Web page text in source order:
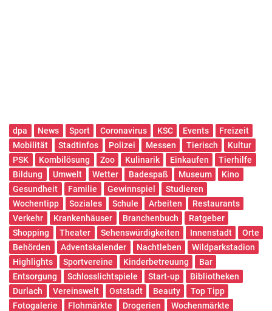
dpa News Sport Coronavirus KSC Events
Freizeit
Mobilität
Stadtinfos Polizei Messen Tierisch
Kultur
PSK
Kombilösung Zoo Kulinarik Einkaufen
Tierhilfe
Bildung
Umwelt Wetter Badespaß Museum
Kino
Gesundheit
Familie Gewinnspiel
Studieren
Wochentipp
Soziales Schule Arbeiten
Restaurants
Verkehr
Krankenhäuser Branchenbuch
Ratgeber
Shopping
Theater Sehenswürdigkeiten Innenstadt
Orte
Behörden
Adventskalender Nachtleben
Wildparkstadion
Highlights
Sportvereine Kinderbetreuung
Bar
Entsorgung
Schlosslichtspiele Start-up
Bibliotheken
Durlach
Vereinswelt Oststadt Beauty
Top Tipp
Fotogalerie
Flohmärkte Drogerien
Wochenmärkte